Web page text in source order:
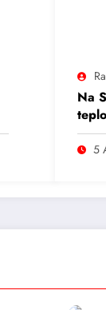
Na
5